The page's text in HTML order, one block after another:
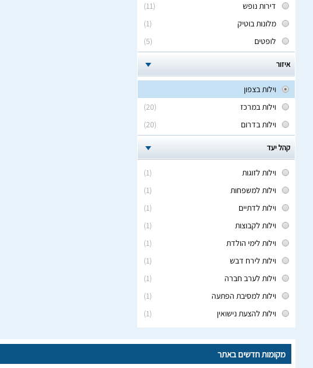
(11)
דירות נופש
(1)
מלונות בוטיק
(5)
לופטים
איזור
וילות בצפון
(20)
וילות במרכז
(20)
וילות בדרום
קהל יעד
(1)
וילות לזוגות
(1)
וילות למשפחות
(1)
וילות לדתיים
(1)
וילות לקבוצות
(1)
וילות לימי הולדת
(1)
וילות לירח דבש
(1)
וילות לערב חברה
(1)
וילות למסיבת הפתעה
(1)
וילות להצעת נישואין
מקומות חדשים באתר